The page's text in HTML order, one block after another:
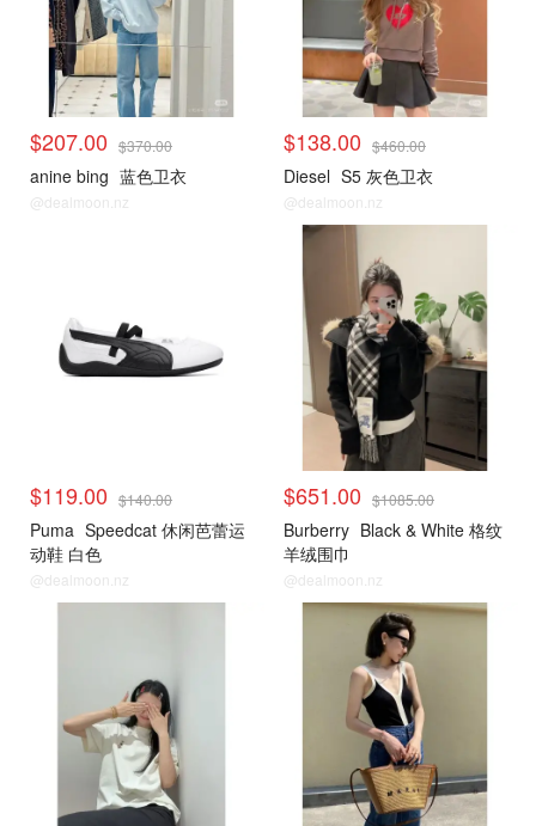
$207.00 $370.00
anine bing 蓝色卫衣
@dealmoon.nz
$138.00 $460.00
Diesel S5 灰色卫衣
@dealmoon.nz
$119.00 $140.00
Puma Speedcat 休闲芭蕾运
动鞋 白色
@dealmoon.nz
$651.00 $1085.00
Burberry Black & White 格纹
羊绒围巾
@dealmoon.nz